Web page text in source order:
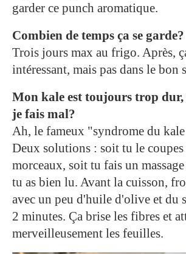
garder ce punch aromatique.
Combien de temps ça se garde?
Trois jours max au frigo. Après,
intéressant, mais pas dans le bon
Mon kale est toujours trop dur,
je fais mal?
Ah, le fameux "syndrome du
Deux solutions : soit tu le
morceaux, soit tu fais un
tu as bien lu. Avant la cuisson,
avec un peu d'huile d'olive et du
2 minutes. Ça brise les fibres et
merveilleusement les feuilles.